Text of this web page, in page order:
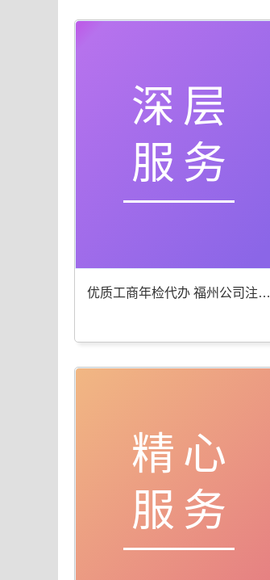
深层
服务
优质工商年检代办 福州公司注册服务棒
精心
服务